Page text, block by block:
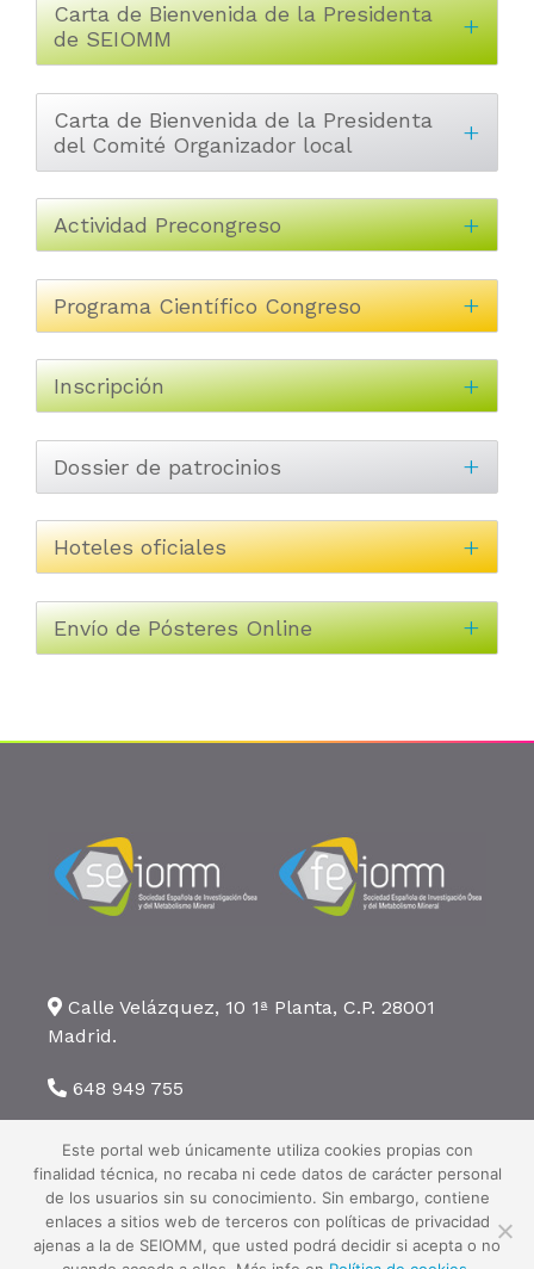
Carta de Bienvenida de la Presidenta
de SEIOMM
Carta de Bienvenida de la Presidenta
del Comité Organizador local
Actividad Precongreso
Programa Científico Congreso
Inscripción
Dossier de patrocinios
Hoteles oficiales
Envío de Pósteres Online
Calle Velázquez, 10 1ª Planta, C.P. 28001
Madrid.
648 949 755
seiomm@seiomm.org
Este portal web únicamente utiliza cookies propias con
finalidad técnica, no recaba ni cede datos de carácter personal
de los usuarios sin su conocimiento. Sin embargo, contiene
enlaces a sitios web de terceros con políticas de privacidad
ajenas a la de SEIOMM, que usted podrá decidir si acepta o no